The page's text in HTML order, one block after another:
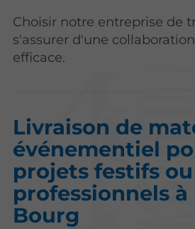
Choisir notre entreprise de
s'assurer d'une
efficace.
Livraison de
événementiel
projets festifs ou
professionnels
Bourg